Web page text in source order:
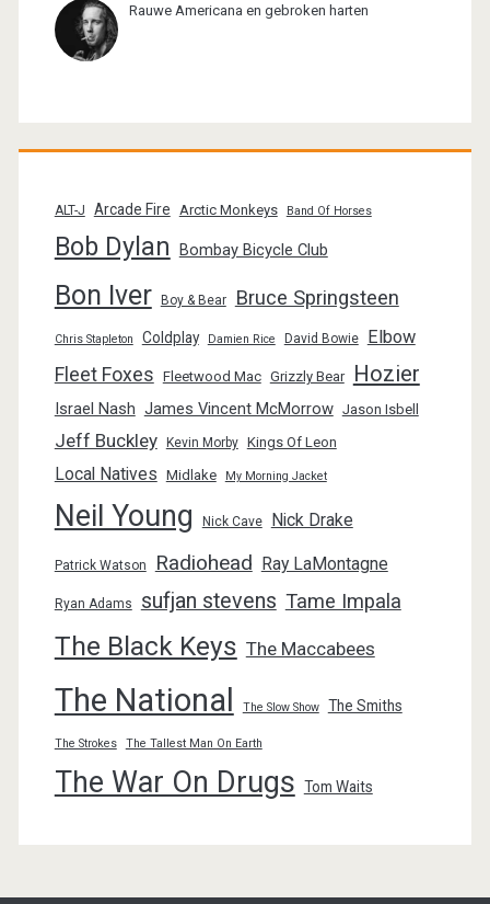
Rauwe Americana en gebroken harten
ALT-J Arcade Fire Arctic Monkeys Band Of Horses
Bob Dylan Bombay Bicycle Club
Bon Iver Boy & Bear Bruce Springsteen
Chris Stapleton Coldplay Damien Rice David Bowie Elbow
Fleet Foxes Fleetwood Mac Grizzly Bear Hozier
Israel Nash James Vincent McMorrow Jason Isbell
Jeff Buckley Kevin Morby Kings Of Leon
Local Natives Midlake My Morning Jacket
Neil Young Nick Cave Nick Drake
Patrick Watson Radiohead Ray LaMontagne
Ryan Adams sufjan stevens Tame Impala
The Black Keys The Maccabees
The National The Slow Show The Smiths
The Strokes The Tallest Man On Earth
The War On Drugs Tom Waits